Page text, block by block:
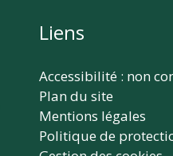
Liens
Accessibilité : non
Plan du site
Mentions légales
Politique de